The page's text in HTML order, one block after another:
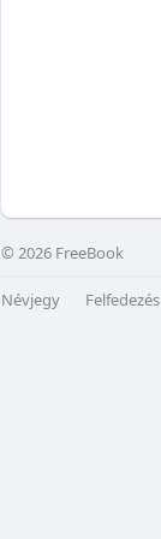
© 2026 FreeBook
Névjegy Felfedezés